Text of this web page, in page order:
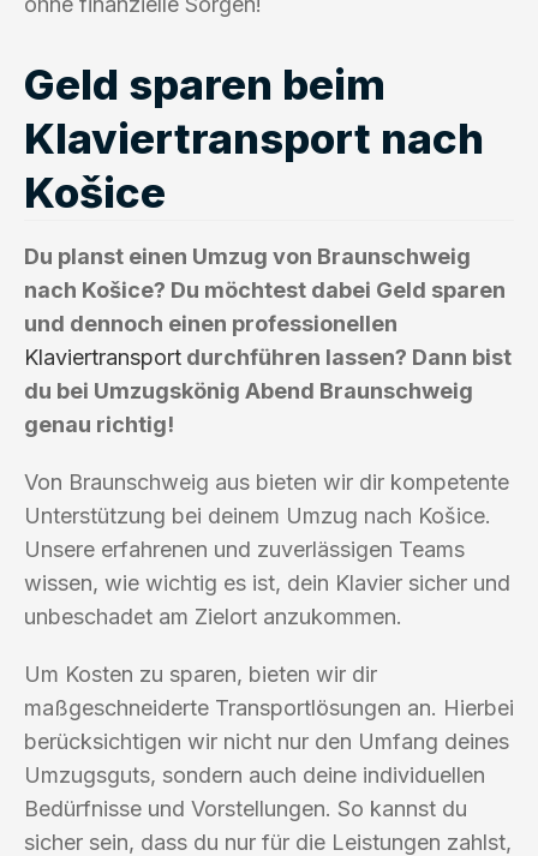
Geld sparen beim
Klaviertransport nach
Košice
Du planst einen Umzug von Braunschweig
nach Košice? Du möchtest dabei Geld sparen
und dennoch einen professionellen
Klaviertransport durchführen lassen? Dann bist
du bei Umzugskönig Abend Braunschweig
genau richtig!
Von Braunschweig aus bieten wir dir kompetente
Unterstützung bei deinem Umzug nach Košice.
Unsere erfahrenen und zuverlässigen Teams
wissen, wie wichtig es ist, dein Klavier sicher und
unbeschadet am Zielort anzukommen.
Um Kosten zu sparen, bieten wir dir
maßgeschneiderte Transportlösungen an. Hierbei
berücksichtigen wir nicht nur den Umfang deines
Umzugsguts, sondern auch deine individuellen
Bedürfnisse und Vorstellungen. So kannst du
sicher sein, dass du nur für die Leistungen zahlst,